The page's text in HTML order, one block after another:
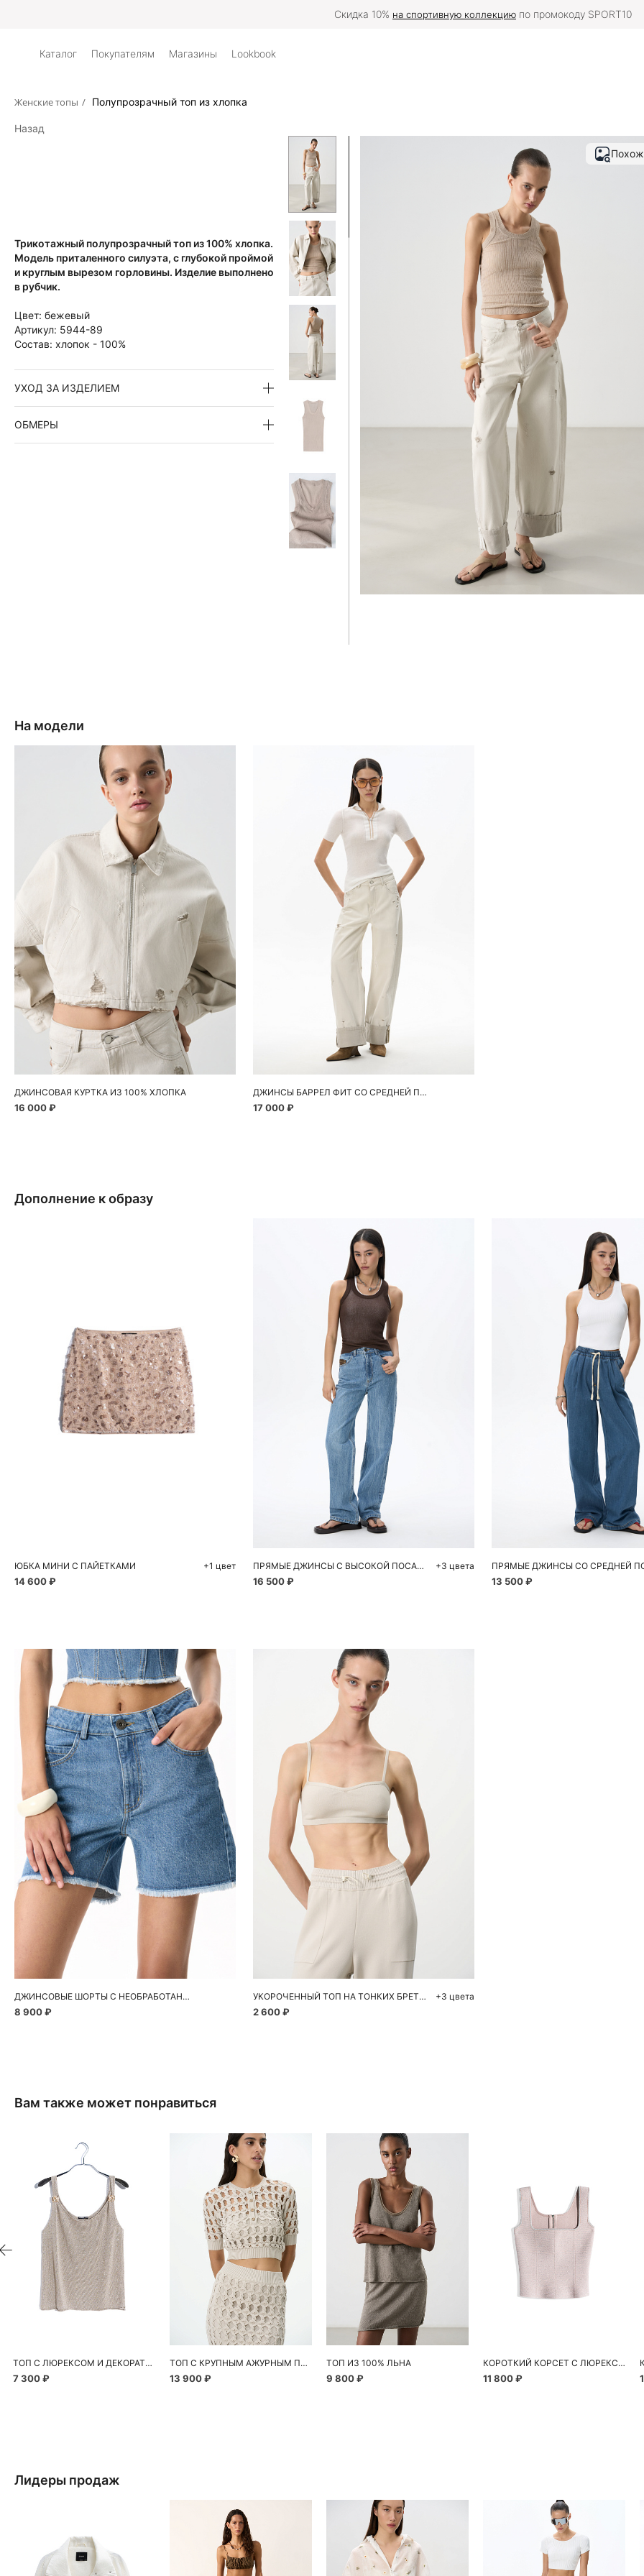
Доставку в вашу страну можно оформитьна международной версии
Каталог Покупателям Магазины Lookbook
Женские топы / Полупрозрачный топ из хлопка
Назад
Трикотажный полупрозрачный топ из 100% хлопка.
Модель приталенного силуэта, с глубокой проймой
и круглым вырезом горловины. Изделие выполнено
в рубчик.
Цвет: бежевый
Артикул: 5944-89
Состав: хлопок - 100%
УХОД ЗА ИЗДЕЛИЕМ
ОБМЕРЫ
На модели
Добавить в корзину
S
ДЖИНСОВАЯ КУРТКА ИЗ 100% ХЛОПКА
16 000 ₽
Добавить в корзину
44
ДЖИНСЫ БАРРЕЛ ФИТ СО СРЕДНЕЙ ПОСАДКОЙ
17 000 ₽
Дополнение к образу
ЮБКА МИНИ С ПАЙЕТКАМИ
14 600 ₽
+1 цвет
Добавить в корзину
44 46
ПРЯМЫЕ ДЖИНСЫ С ВЫСОКОЙ ПОСАДКОЙ
16 500 ₽
+3 цвета
Добавить в
S M
13 500 ₽
Добавить в корзину
46
ДЖИНСОВЫЕ ШОРТЫ С НЕОБРАБОТАННЫМ КРАЕМ
8 900 ₽
Добавить в корзину
S
УКОРОЧЕННЫЙ ТОП НА ТОНКИХ БРЕТЕЛЯХ
2 600 ₽
+3 цвета
Вам также может понравиться
ТОП С ЛЮРЕКСОМ И ДЕКОРАТИВНЫМИ ПЕРЕМЫЧКАМИ
7 300 ₽
ТОП С КРУПНЫМ АЖУРНЫМ ПЕРЕПЛЕТЕНИЕМ
13 900 ₽
ТОП ИЗ 100% ЛЬНА
9 800 ₽
КОРОТКИЙ КОРСЕТ С ЛЮРЕКСОМ
11 800 ₽
Лидеры продаж